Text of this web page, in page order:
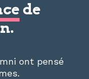
de
ont pensé